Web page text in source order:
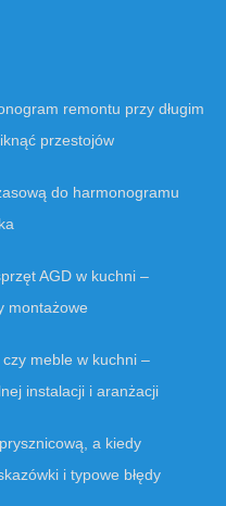
remontu przy długim
przestojów
do harmonogramu
AGD w kuchni –
montażowe
meble w kuchni –
instalacji i aranżacji
a kiedy
i typowe błędy